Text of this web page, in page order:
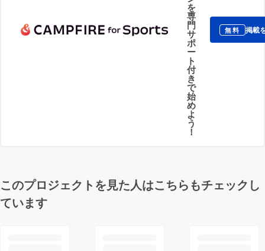
を
専
門
サ
ポ
ー
ト
付
き
で
始
め
よ
う
！
無料 掲載
このプロジェクトを見た人はこちらもチェックし
ています